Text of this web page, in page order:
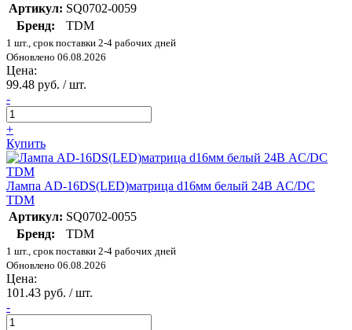
Артикул: SQ0702-0059
Бренд:
TDM
1 шт., срок поставки 2-4 рабочих дней
Обновлено 06.08.2026
Цена:
99.48 руб. / шт.
-
+
Купить
Лампа AD-16DS(LED)матрица d16мм белый 24В AC/DC
TDM
Артикул: SQ0702-0055
Бренд:
TDM
1 шт., срок поставки 2-4 рабочих дней
Обновлено 06.08.2026
Цена:
101.43 руб. / шт.
-